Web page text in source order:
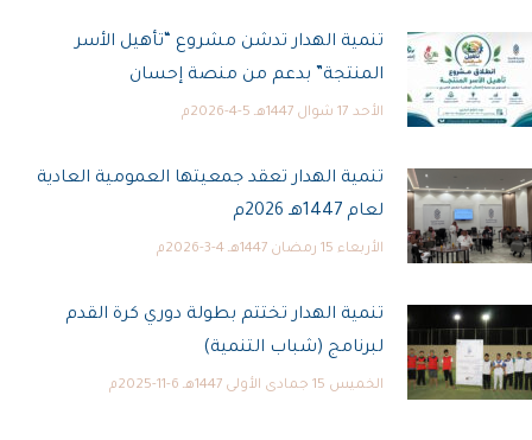
تنمية الهدار تدشن مشروع “تأهيل الأسر
المنتجة” بدعم من منصة إحسان
الأحد 17 شوال 1447هـ 5-4-2026م
تنمية الهدار تعقد جمعيتها العمومية العادية
لعام 1447هـ 2026م
الأربعاء 15 رمضان 1447هـ 4-3-2026م
تنمية الهدار تختتم بطولة دوري كرة القدم
لبرنامج (شباب التنمية)
الخميس 15 جمادى الأولى 1447هـ 6-11-2025م